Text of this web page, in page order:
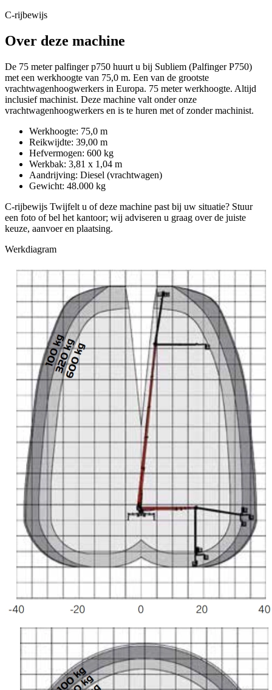
C-rijbewijs
Over deze machine
De 75 meter palfinger p750 huurt u bij Subliem (Palfinger P750)
met een werkhoogte van 75,0 m. Een van de grootste
vrachtwagenhoogwerkers in Europa. 75 meter werkhoogte. Altijd
inclusief machinist. Deze machine valt onder onze
vrachtwagenhoogwerkers en is te huren met of zonder machinist.
Werkhoogte: 75,0 m
Reikwijdte: 39,00 m
Hefvermogen: 600 kg
Werkbak: 3,81 x 1,04 m
Aandrijving: Diesel (vrachtwagen)
Gewicht: 48.000 kg
C-rijbewijs Twijfelt u of deze machine past bij uw situatie? Stuur
een foto of bel het kantoor; wij adviseren u graag over de juiste
keuze, aanvoer en plaatsing.
Werkdiagram